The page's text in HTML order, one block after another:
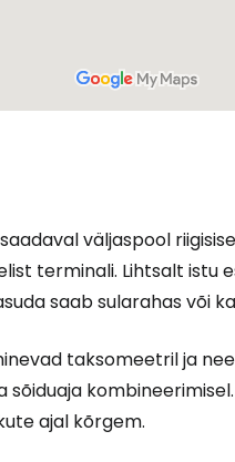
väljaspool
terminali. Lihtsalt istu
saab sularahas või
taksomeetril ja
sõiduaja
ajal kõrgem.